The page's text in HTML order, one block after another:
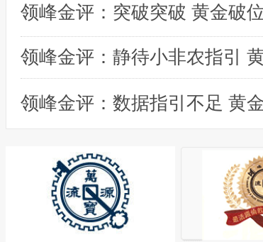
领峰金评：突破突破 黄金破
领峰金评：数据指引不足 黄